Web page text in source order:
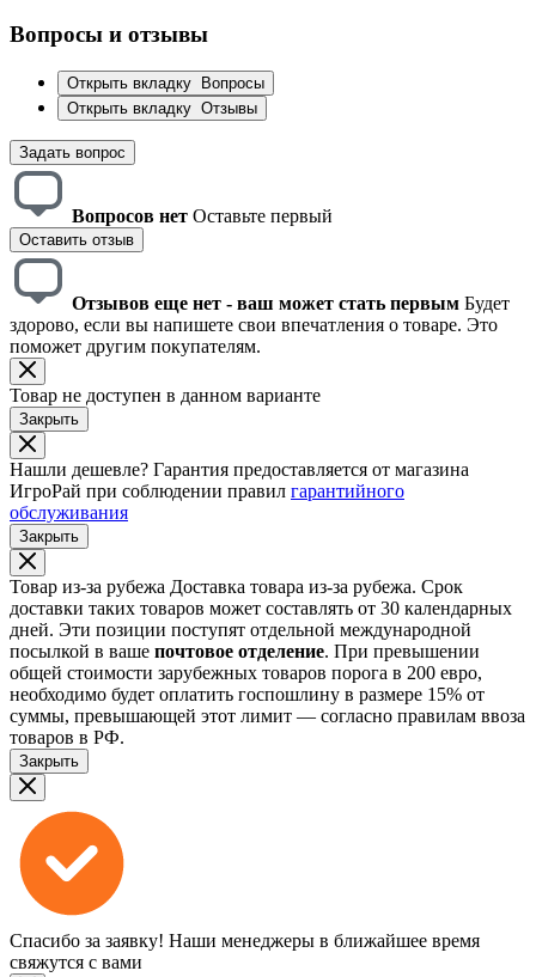
Вопросы и отзывы
Открыть вкладку
Вопросы
Открыть вкладку Отзывы
Задать вопрос
Вопросов нет Оставьте первый
Оставить отзыв
Отзывов еще нет - ваш может стать первым Будет
здорово, если вы напишете свои впечатления о товаре. Это
поможет другим покупателям.
Товар не доступен в данном варианте
Закрыть
Нашли дешевле? Гарантия предоставляется от магазина
ИгроРай при соблюдении правил гарантийного
обслуживания
Закрыть
Товар из-за рубежа Доставка товара из-за рубежа. Срок
доставки таких товаров может составлять от 30 календарных
дней. Эти позиции поступят отдельной международной
посылкой в ваше почтовое отделение. При превышении
общей стоимости зарубежных товаров порога в 200 евро,
необходимо будет оплатить госпошлину в размере 15% от
суммы, превышающей этот лимит — согласно правилам ввоза
товаров в РФ.
Закрыть
Спасибо за заявку! Наши менеджеры в ближайшее время
свяжутся с вами